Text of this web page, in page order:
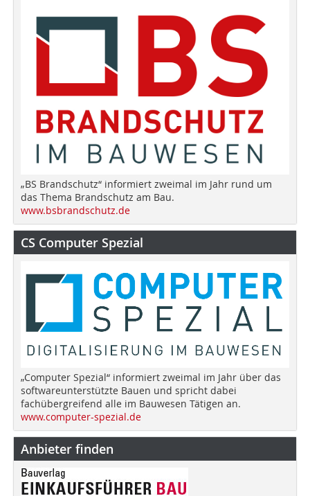
„BS Brandschutz“ informiert zweimal im Jahr rund um
das Thema Brandschutz am Bau.
www.bsbrandschutz.de
CS Computer Spezial
„Computer Spezial“ informiert zweimal im Jahr über das
softwareunterstützte Bauen und spricht dabei
fachübergreifend alle im Bauwesen Tätigen an.
www.computer-spezial.de
Anbieter finden